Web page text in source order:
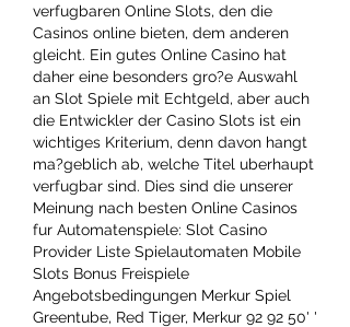
verfugbaren Online Slots, den die
Casinos online bieten, dem anderen
gleicht. Ein gutes Online Casino hat
daher eine besonders gro?e Auswahl
an Slot Spiele mit Echtgeld, aber auch
die Entwickler der Casino Slots ist ein
wichtiges Kriterium, denn davon hangt
ma?geblich ab, welche Titel uberhaupt
verfugbar sind. Dies sind die unserer
Meinung nach besten Online Casinos
fur Automatenspiele: Slot Casino
Provider Liste Spielautomaten Mobile
Slots Bonus Freispiele
Angebotsbedingungen Merkur Spiel
Greentube, Red Tiger, Merkur 92 92 50' '